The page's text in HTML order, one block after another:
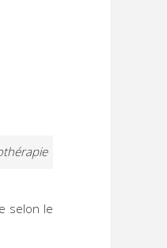
selon le